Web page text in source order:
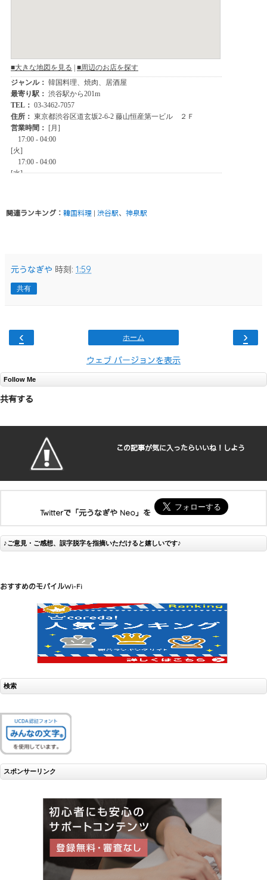
関連ランキング： 韓国料理 | 渋谷駅、 神泉駅
元うなぎや 時刻: 1:59
共有
‹ ›
ホーム
ウェブ バージョンを表示
Follow Me
共有する
この記事が気に入ったらいいね！しよう
Twitterで「元うなぎや Neo」を
♪ご意見・ご感想、誤字脱字を指摘いただけると嬉しいです♪
おすすめのモバイルWi-Fi
検索
スポンサーリンク